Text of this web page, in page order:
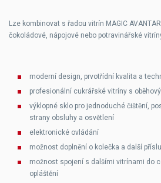
Lze kombinovat s řadou vitrín MAGIC
čokoládové, nápojové nebo potravinářské
moderní design, prvotřídní kvalita a
profesionální cukrářské vitríny s
výklopné sklo pro jednoduché čištění,
strany obsluhy a osvětlení
elektronické ovládání
možnost doplnění o kolečka a další
možnost spojení s dalšími vitrínami do
opláštění